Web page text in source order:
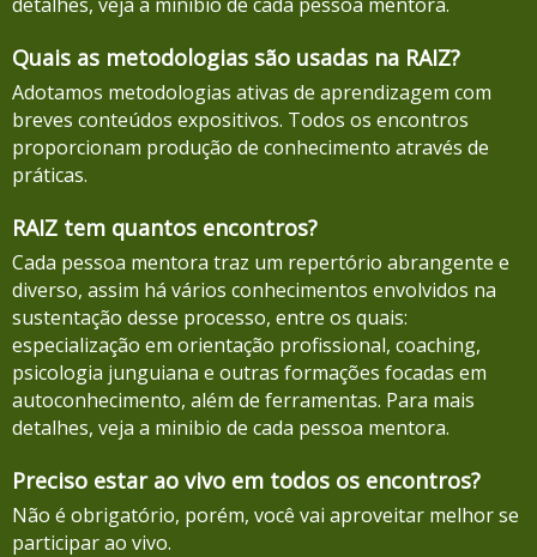
Quais as metodologias são usadas na RAIZ?
Adotamos metodologias ativas de aprendizagem com
breves conteúdos expositivos. Todos os encontros
proporcionam produção de conhecimento através de
práticas.
RAIZ tem quantos encontros?
Cada pessoa mentora traz um repertório abrangente e
diverso, assim há vários conhecimentos envolvidos na
sustentação desse processo, entre os quais:
especialização em orientação profissional, coaching,
psicologia junguiana e outras formações focadas em
autoconhecimento, além de ferramentas. Para mais
detalhes, veja a minibio de cada pessoa mentora.
Preciso estar ao vivo em todos os encontros?
Não é obrigatório, porém, você vai aproveitar melhor se
participar ao vivo.